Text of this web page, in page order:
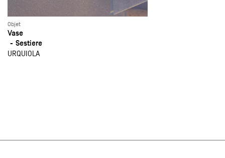
Objet
Vase
Sestiere
URQUIOLA